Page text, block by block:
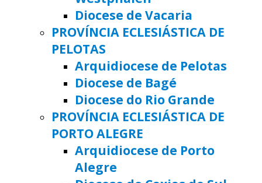
Diocese de Vacaria
PROVÍNCIA ECLESIÁSTICA DE
PELOTAS
Arquidiocese de Pelotas
Diocese de Bagé
Diocese do Rio Grande
PROVÍNCIA ECLESIÁSTICA DE
PORTO ALEGRE
Arquidiocese de Porto
Alegre